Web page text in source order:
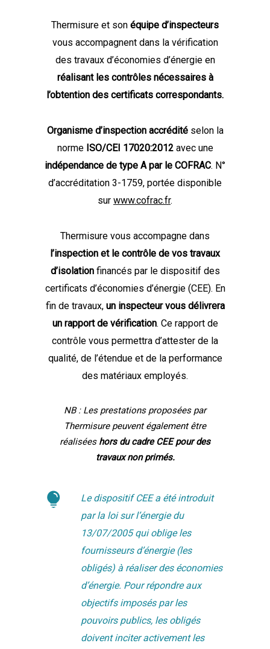
Thermisure et son équipe d’inspecteurs
vous accompagnent dans la vérification
des travaux d’économies d’énergie en
réalisant les contrôles nécessaires à
l’obtention des certificats correspondants.
Organisme d’inspection accrédité selon la
norme ISO/CEI 17020:2012 avec une
indépendance de type A par le COFRAC. N°
d’accréditation 3-1759, portée disponible
sur www.cofrac.fr.
Thermisure vous accompagne dans
l’inspection et le contrôle de vos travaux
d’isolationfinancés par le dispositif des
certificats d’économies d’énergie (CEE). En
fin de travaux, un inspecteur vous délivrera
un rapport de vérification. Ce rapport de
contrôle vous permettra d’attester de la
qualité, de l’étendue et de la performance
des matériaux employés.
NB : Les prestations proposées par
Thermisure peuvent également être
réalisées hors du cadre CEE pour des
travaux non primés.
Le dispositif CEE a été introduit
par la loi sur l’énergie du
13/07/2005 qui oblige les
fournisseurs d’énergie (les
obligés) à réaliser des économies
d’énergie. Pour répondre aux
objectifs imposés par les
pouvoirs publics, les obligés
doivent inciter activement les